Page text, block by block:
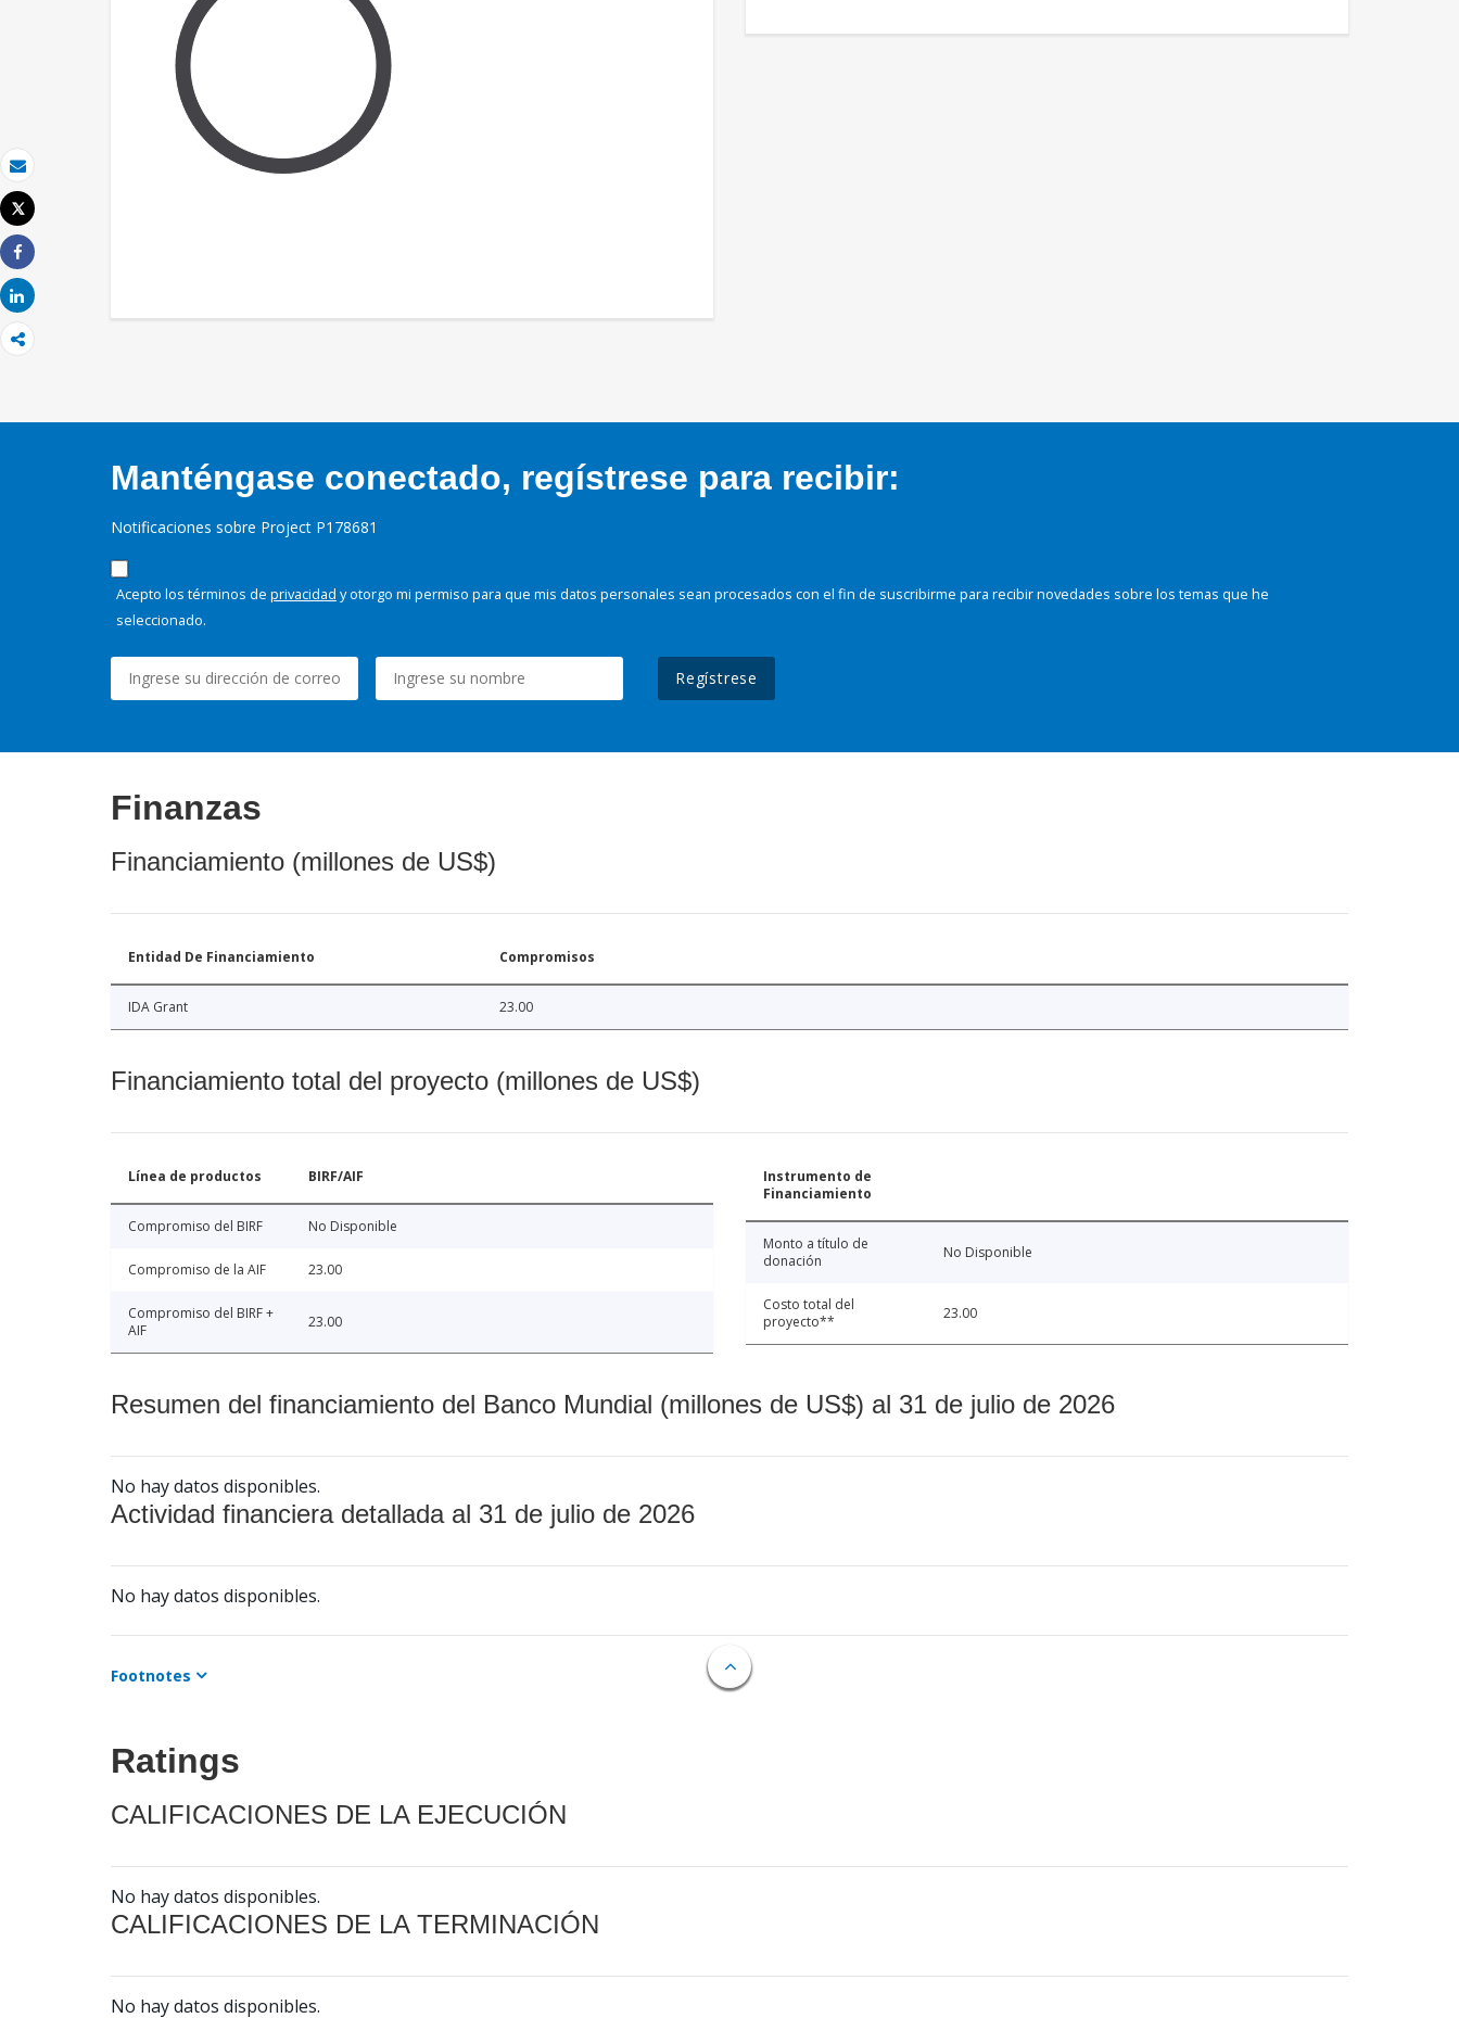
Correo electrónico
Imprimir
Tweet
Share
Share
Manténgase conectado, regístrese para recibir:
Notificaciones sobre Project P178681
Acepto los términos de privacidad y otorgo mi permiso para que mis datos personales sean procesados con el fin de suscribirme para recibir novedades sobre los temas que he
seleccionado.
Regístrese
Finanzas
Financiamiento (millones de US$)
Entidad De Financiamiento Compromisos
IDA Grant 23.00
Financiamiento total del proyecto (millones de US$)
Línea de productos BIRF/AIF
Compromiso del BIRF No Disponible
Compromiso de la AIF 23.00
Compromiso del BIRF +
AIF
23.00
Instrumento de
Financiamiento
Monto a título de
donación
No Disponible
Costo total del
proyecto**
23.00
Resumen del financiamiento del Banco Mundial (millones de US$) al 31 de julio de 2026
No hay datos disponibles.
Actividad financiera detallada al 31 de julio de 2026
No hay datos disponibles.
Footnotes
Ratings
CALIFICACIONES DE LA EJECUCIÓN
No hay datos disponibles.
CALIFICACIONES DE LA TERMINACIÓN
No hay datos disponibles.